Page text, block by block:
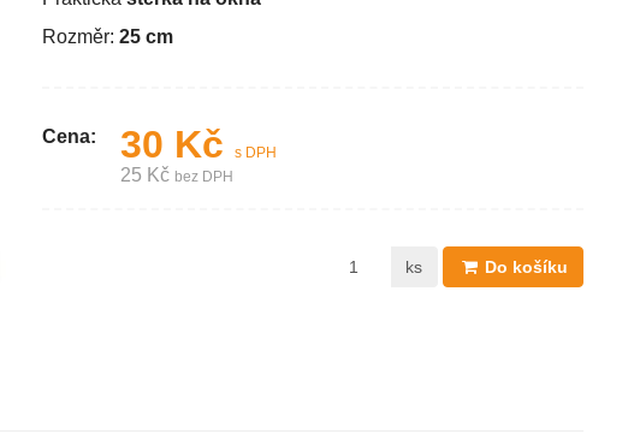
Rozměr: 25 cm
Cena: 30 Kč s DPH
25 Kč bez DPH
ks Do košíku